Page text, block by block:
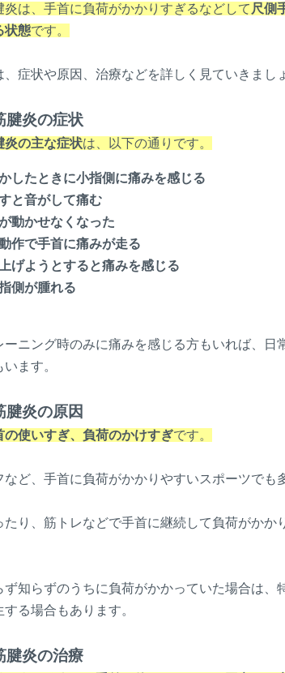
炎は、手首に負荷がかかりすぎるなどして 尺側
状態です。
症状や原因、治療などを詳しく見ていきまし
腱炎の症状
炎の主な症状は、以下の通りです。
したときに小指側に痛みを感じる
と音がして痛む
動かせなくなった
作で手首に痛みが走る
げようとすると痛みを感じる
側が腫れる
ーニング時のみに痛みを感じる方もいれば、日
ます。
腱炎の原因
の使いすぎ、負荷のかけすぎです。
ど、手首に負荷がかかりやすいスポーツでも
たり、筋トレなどで手首に継続して負荷がかか
ず知らずのうちに負荷がかかっていた場合は、
る場合もあります。
腱炎の治療